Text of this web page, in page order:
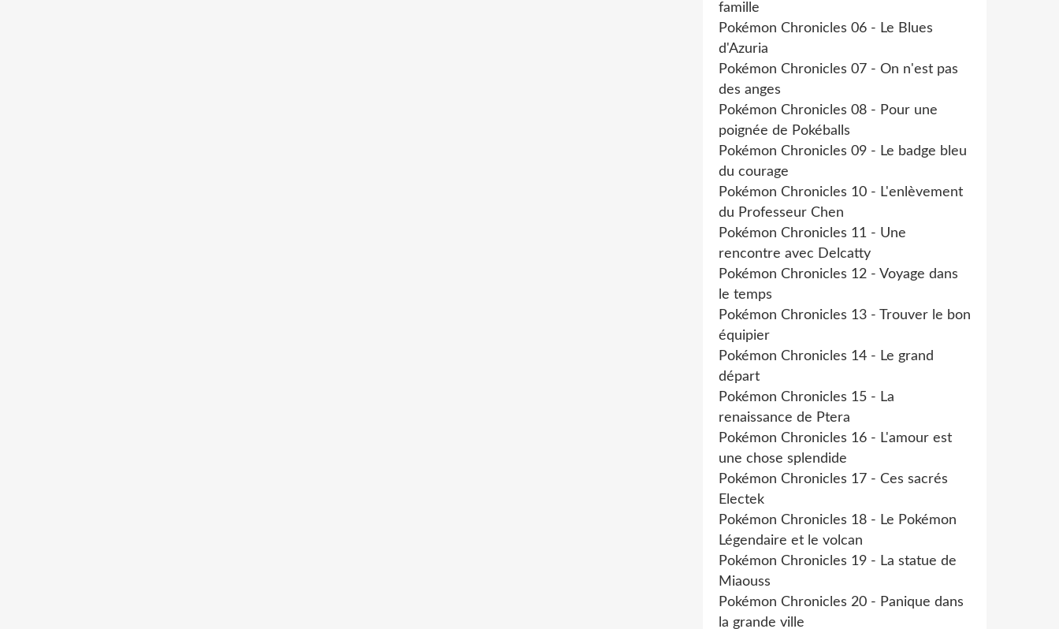
famille
Pokémon Chronicles 06 - Le Blues
d'Azuria
Pokémon Chronicles 07 - On n'est pas
des anges
Pokémon Chronicles 08 - Pour une
poignée de Pokéballs
Pokémon Chronicles 09 - Le badge bleu
du courage
Pokémon Chronicles 10 - L'enlèvement
du Professeur Chen
Pokémon Chronicles 11 - Une
rencontre avec Delcatty
Pokémon Chronicles 12 - Voyage dans
le temps
Pokémon Chronicles 13 - Trouver le bon
équipier
Pokémon Chronicles 14 - Le grand
départ
Pokémon Chronicles 15 - La
renaissance de Ptera
Pokémon Chronicles 16 - L'amour est
une chose splendide
Pokémon Chronicles 17 - Ces sacrés
Electek
Pokémon Chronicles 18 - Le Pokémon
Légendaire et le volcan
Pokémon Chronicles 19 - La statue de
Miaouss
Pokémon Chronicles 20 - Panique dans
la grande ville